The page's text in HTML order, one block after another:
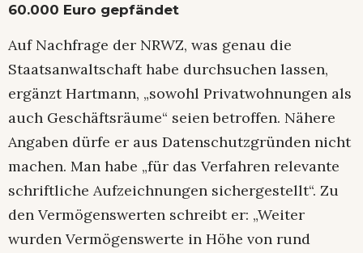
60.000 Euro gepfändet
Auf Nachfrage der NRWZ, was genau die
Staatsanwaltschaft habe durchsuchen lassen,
ergänzt Hartmann, „sowohl Privatwohnungen als
auch Geschäftsräume“ seien betroffen. Nähere
Angaben dürfe er aus Datenschutzgründen nicht
machen. Man habe „für das Verfahren relevante
schriftliche Aufzeichnungen sichergestellt“. Zu
den Vermögenswerten schreibt er: „Weiter
wurden Vermögenswerte in Höhe von rund